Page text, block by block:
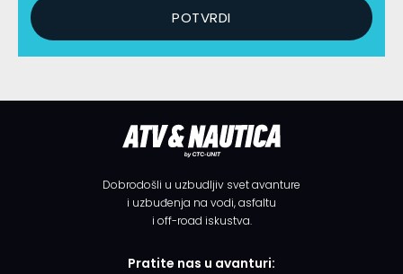
Dobrodošli u uzbudljiv svet avanture
i uzbuđenja na vodi, asfaltu
i off-road iskustva.
Pratite nas u avanturi: